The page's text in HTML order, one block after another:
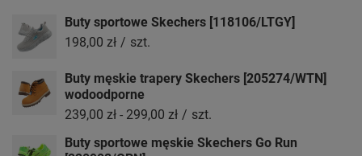
Buty sportowe Skechers [118106/LTGY]
198,00 zł / szt.
Buty męskie trapery Skechers [205274/WTN]
wodoodporne
239,00 zł - 299,00 zł / szt.
Buty sportowe męskie Skechers Go Run